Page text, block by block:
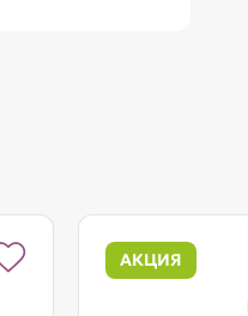
АКЦИЯ